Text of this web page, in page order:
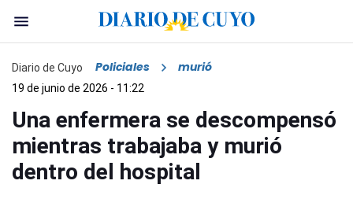
Diario de Cuyo Policiales murió
19 de junio de 2026 - 11:22
Una enfermera se descompensó
mientras trabajaba y murió
dentro del hospital